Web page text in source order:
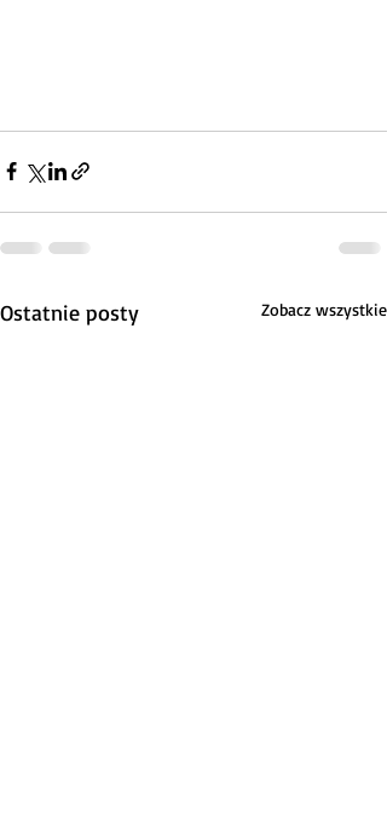
Ostatnie posty Zobacz wszystkie